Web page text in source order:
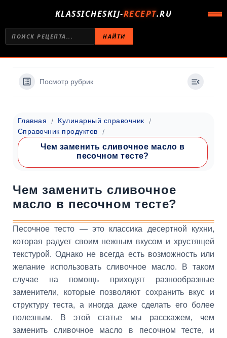
KLASSICHESKIJ-RECEPT.RU
НАЙТИ
Посмотр рубрик
Главная
Кулинарный справочник
Справочник продуктов
Чем заменить сливочное масло в
песочном тесте?
Чем заменить сливочное
масло в песочном тесте?
Песочное тесто — это классика десертной кухни,
которая радует своим нежным вкусом и хрустящей
текстурой. Однако не всегда есть возможность или
желание использовать сливочное масло. В таком
случае на помощь приходят разнообразные
заменители, которые позволяют сохранить вкус и
структуру теста, а иногда даже сделать его более
полезным. В этой статье мы расскажем, чем
заменить сливочное масло в песочном тесте, и